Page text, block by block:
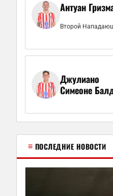
Антуан
Второй
Джулиано
Симеоне
≡ ПОСЛЕДНИЕ НОВОСТИ